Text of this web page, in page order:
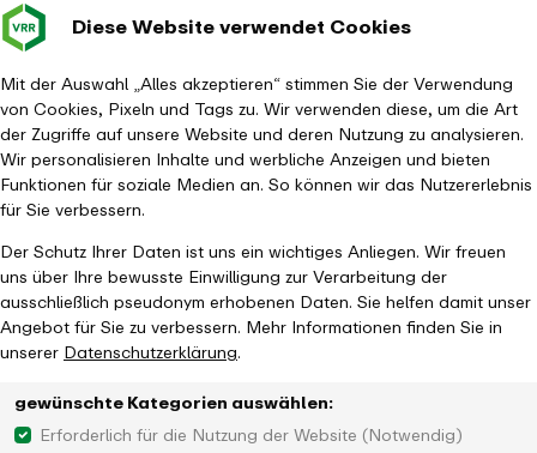
Diese Website verwendet Cookies
Mit der Auswahl „Alles akzeptieren“ stimmen Sie der Verwendung
von Cookies, Pixeln und Tags zu. Wir verwenden diese, um die Art
der Zugriffe auf unsere Website und deren Nutzung zu analysieren.
Wir personalisieren Inhalte und werbliche Anzeigen und bieten
Funktionen für soziale Medien an. So können wir das Nutzererlebnis
für Sie verbessern.
Der Schutz Ihrer Daten ist uns ein wichtiges Anliegen. Wir freuen
uns über Ihre bewusste Einwilligung zur Verarbeitung der
ausschließlich pseudonym erhobenen Daten. Sie helfen damit unser
Angebot für Sie zu verbessern. Mehr Informationen finden Sie in
unsererDatenschutzerklärung.
gewünschte Kategorien auswählen:
Erforderlich für die Nutzung der Website (Notwendig)
Verkehrsverbund Baustellen im
Leichte
Startseite Aktuelles
Newsroom
VRR bewilligt rd. 11 Millionen Euro für Elektromobilität und
Haltestellenausbau